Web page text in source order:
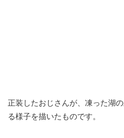
正装したおじさんが、凍った湖
る様子を描いたものです。